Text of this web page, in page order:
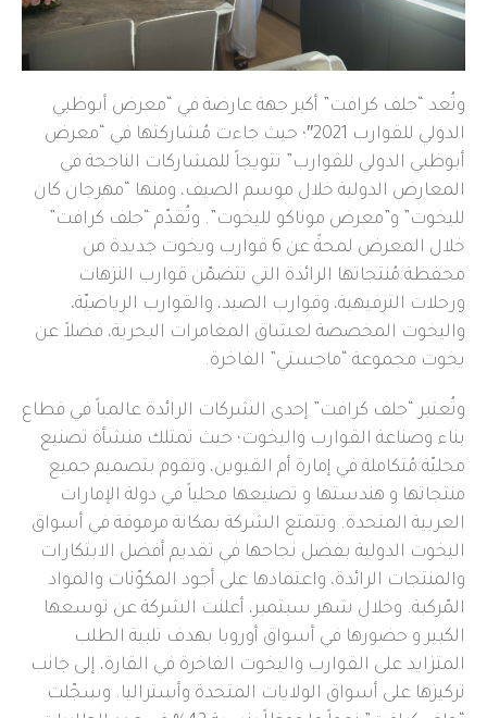
وتُعد “جلف كرافت” أكبر جهة عارضة في “معرض أبوظبي
الدولي للقوارب 2021″؛ حيث جاءت مُشاركتها في “معرض
أبوظبي الدولي للقوارب” تتويجاً للمشاركات الناجحة في
المعارض الدولية خلال موسم الصيف، ومنها “مهرجان كان
لليخوت” و”معرض موناكو لليخوت”. وتُقدّم “جلف كرافت”
خلال المعرض لمحةً عن 6 قوارب ويخوت جديدة من
محفظة مُنتجاتها الرائدة التي تتضمّن قوارب النزهات
ورحلات الترفيهية، وقوارب الصيد، والقوارب الرياضيّة،
واليخوت المخصصة لعشاق المغامرات البحرية، فضلاً عن
يخوت مجموعة “ماجستي” الفاخرة.
وتُعتبر “جلف كرافت” إحدى الشركات الرائدة عالمياً في قطاع
بناء وصناعة القوارب واليخوت؛ حيث تمتلك منشأة تصنيع
محليّة مُتكاملة في إمارة أم القيوين، وتقوم بتصميم جميع
منتجاتها و هندستها و تصنيعها محلياً في دولة الإمارات
العربية المتحدة. وتتمتع الشركة بمكانة مرموقة في أسواق
اليخوت الدولية بفضل نجاحها في تقديم أفضل الابتكارات
والمنتجات الرائدة، واعتمادها على أجود المكوّنات والمواد
المّركبة. وخلال شهر سبتمبر، أعلنت الشركة عن توسعها
الكبير و حضورها في أسواق أوروبا بهدف تلبية الطلب
المتزايد على القوارب واليخوت الفاخرة في القارة، إلى جانب
تركيزها على أسواق الولايات المتحدة وأستراليا. وسجّلت